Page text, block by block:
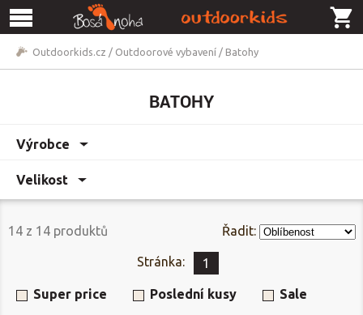
Outdoorkids.cz / Outdoorové vybavení / Batohy
BATOHY
Výrobce
Velikost
14 z 14 produktů Řadit:
Stránka: 1
Super price Poslední kusy Sale